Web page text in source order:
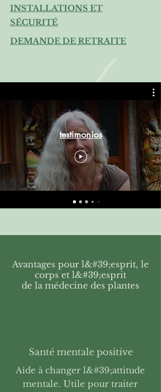
INSTALLATIONS ET
SÉCURITÉ
DEMANDE DE RETRAITE
testimonios
Avantages pour l&#39;esprit, le
corps et l&#39;esprit
de la médecine des plantes
Santé mentale positive
Aide à changer l&#39;attitude
mentale. Utile pour traiter